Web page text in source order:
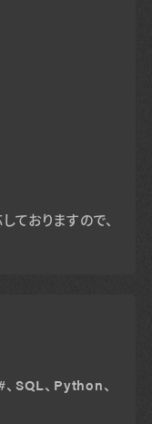
おりますので、
SQL、Python、